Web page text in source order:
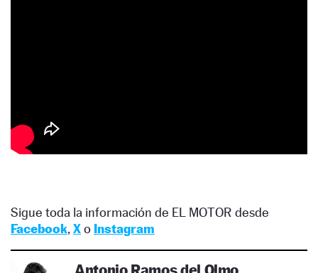
Sigue toda la información de EL MOTOR desde
Facebook, Xo Instagram